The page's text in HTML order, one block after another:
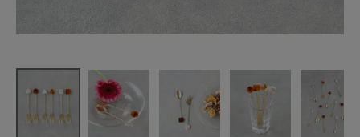
(税込)
ナチュラル服